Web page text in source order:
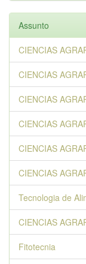
Assunto
CIENCIAS
CIENCIAS
CIENCIAS
CIENCIAS
CIENCIAS
CIENCIAS
Tecnologia de
CIENCIAS
Fitotecnia